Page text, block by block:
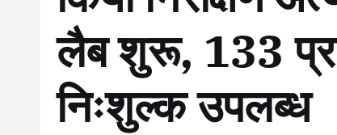
लैब शुरू, 133
निःशुल्क उपलब्ध